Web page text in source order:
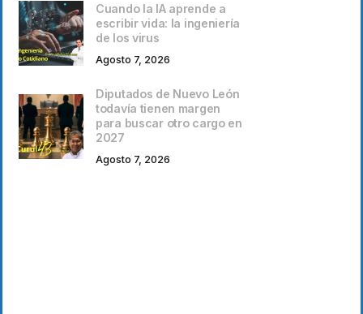
Cuando la IA aprende a
escribir vida: la ingeniería
de los virus
Agosto 7, 2026
Diputados de Nuevo León
todavía tienen margen
para buscar otro cargo en
2027
Agosto 7, 2026